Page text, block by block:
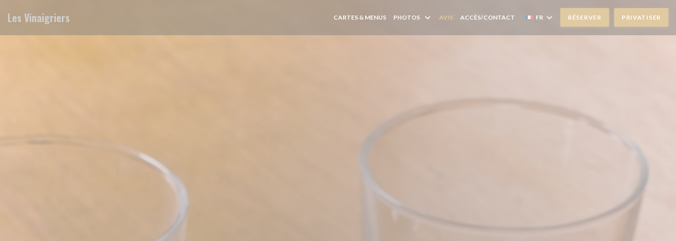
Les Vinaigriers CARTES & MENUS PHOTOS AVIS ACCÈS/CONTACT FR RÉSERVER PRIVATISER